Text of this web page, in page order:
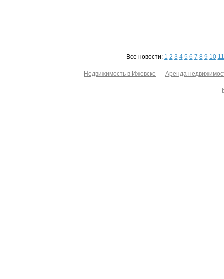
Все новости: 1 2 3 4 5 6 7 8 9 10 11
Недвижимость в Ижевске Аренда